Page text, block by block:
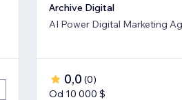
Archive Digital
AI Power Digital Marketing
0,0 (0)
Od 10 000 $